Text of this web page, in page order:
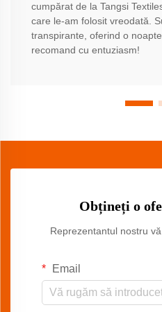
cumpărat de la Tangsi
care le-am folosit vreodată.
transpirante, oferind o
recomand cu entuziasm!
Obțineți o
Reprezentantul nostru
Email